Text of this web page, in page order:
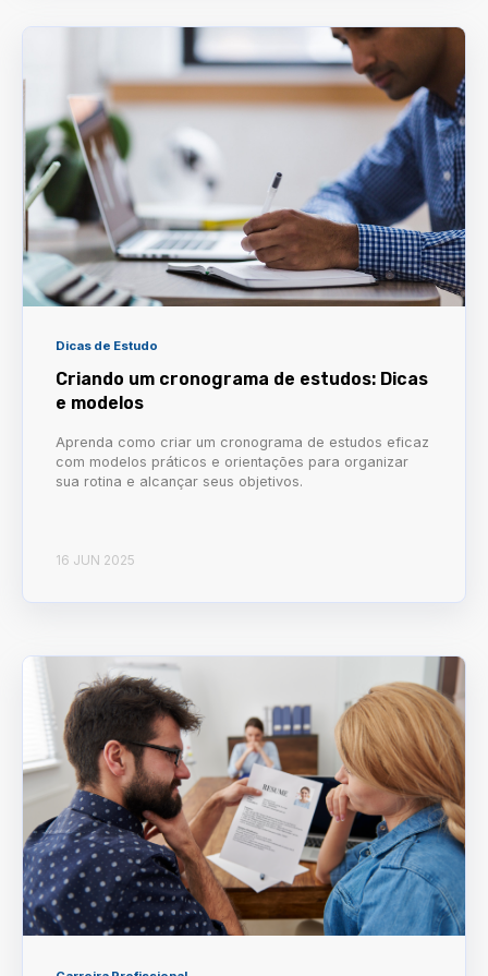
Dicas de Estudo
Criando um cronograma de estudos: Dicas
e modelos
Aprenda como criar um cronograma de estudos eficaz
com modelos práticos e orientações para organizar
sua rotina e alcançar seus objetivos.
16 JUN 2025